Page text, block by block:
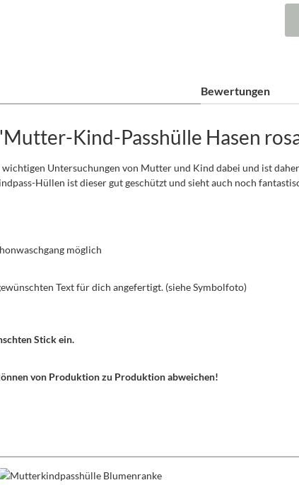
Bewertungen
Kind-Passhülle Hasen
Untersuchungen von Mutter und Kind dabei und ist
Hüllen ist dieser gut geschützt und sieht auch noch
möglich
Text für dich angefertigt. (siehe Symbolfoto)
Stick ein.
von Produktion zu Produktion abweichen!